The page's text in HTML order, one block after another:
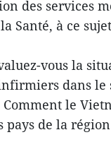
des services
Santé, à ce
vous la
dans le
le
pays de la